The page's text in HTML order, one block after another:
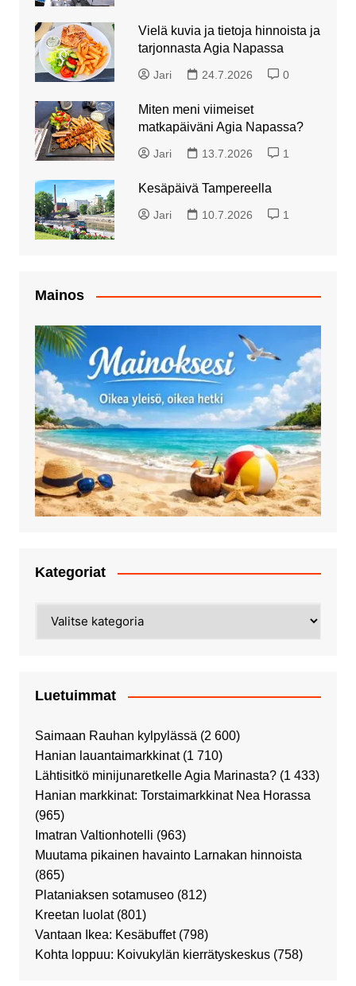
Vielä kuvia ja tietoja hinnoista ja
tarjonnasta Agia Napassa
Jari 24.7.2026 0
Miten meni viimeiset
matkapäiväni Agia Napassa?
Jari 13.7.2026 1
Kesäpäivä Tampereella
Jari 10.7.2026 1
Mainos
Kategoriat
Luetuimmat
Saimaan Rauhan kylpylässä (2 600)
Hanian lauantaimarkkinat (1 710)
Lähtisitkö minijunaretkelle Agia Marinasta? (1 433)
Hanian markkinat: Torstaimarkkinat Nea Horassa
(965)
Imatran Valtionhotelli (963)
Muutama pikainen havainto Larnakan hinnoista
(865)
Plataniaksen sotamuseo (812)
Kreetan luolat (801)
Vantaan Ikea: Kesäbuffet (798)
Kohta loppuu: Koivukylän kierrätyskeskus (758)